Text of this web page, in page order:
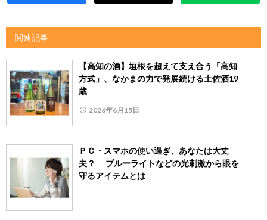
関連記事
【高知の酒】垣根を超えて支え合う「高知
方式」、なかまの力で発展続ける土佐酒19
蔵
2026年6月15日
ＰＣ・スマホの使い過ぎ、あなたは大丈
夫？ ブルーライトなどの光刺激から眼を
守るアイテムとは